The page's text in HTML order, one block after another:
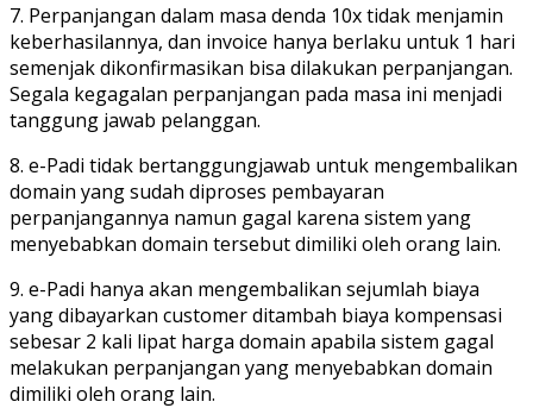
7. Perpanjangan dalam masa denda 10x tidak menjamin
keberhasilannya, dan invoice hanya berlaku untuk 1 hari
semenjak dikonfirmasikan bisa dilakukan perpanjangan.
Segala kegagalan perpanjangan pada masa ini menjadi
tanggung jawab pelanggan.
8. e-Padi tidak bertanggungjawab untuk mengembalikan
domain yang sudah diproses pembayaran
perpanjangannya namun gagal karena sistem yang
menyebabkan domain tersebut dimiliki oleh orang lain.
9. e-Padi hanya akan mengembalikan sejumlah biaya
yang dibayarkan customer ditambah biaya kompensasi
sebesar 2 kali lipat harga domain apabila sistem gagal
melakukan perpanjangan yang menyebabkan domain
dimiliki oleh orang lain.